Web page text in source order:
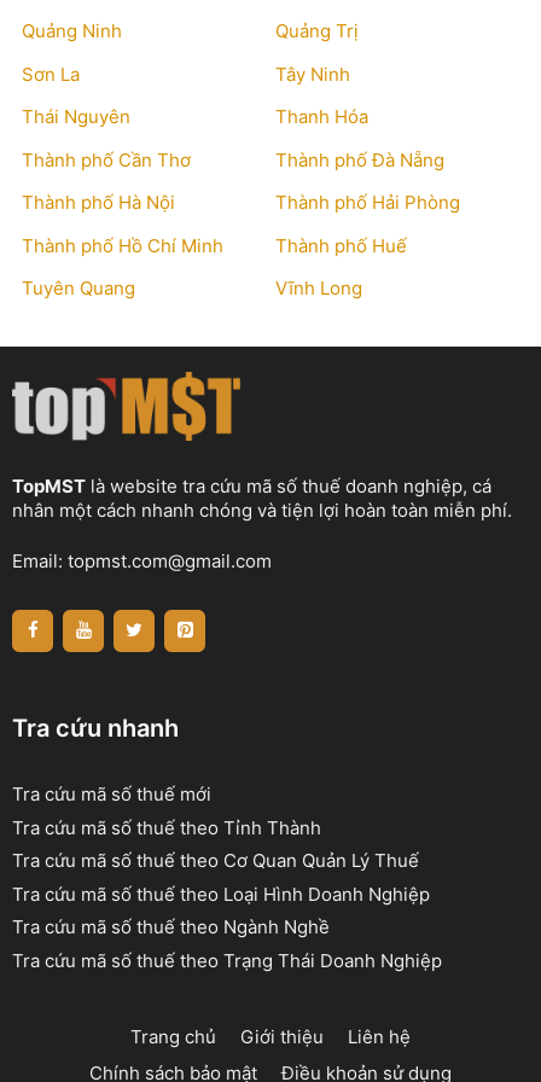
Quảng Ninh
Quảng Trị
Sơn La
Tây Ninh
Thái Nguyên
Thanh Hóa
Thành phố Cần Thơ
Thành phố Đà Nẵng
Thành phố Hà Nội
Thành phố Hải Phòng
Thành phố Hồ Chí Minh
Thành phố Huế
Tuyên Quang
Vĩnh Long
TopMST là website tra cứu mã số thuế doanh nghiệp, cá
nhân một cách nhanh chóng và tiện lợi hoàn toàn miễn phí.
Email: topmst.com@gmail.com
Tra cứu nhanh
Tra cứu mã số thuế mới
Tra cứu mã số thuế theo Tỉnh Thành
Tra cứu mã số thuế theo Cơ Quan Quản Lý Thuế
Tra cứu mã số thuế theo Loại Hình Doanh Nghiệp
Tra cứu mã số thuế theo Ngành Nghề
Tra cứu mã số thuế theo Trạng Thái Doanh Nghiệp
Trang chủ Giới thiệu
Liên hệ
Chính sách bảo mật
Điều khoản sử dụng